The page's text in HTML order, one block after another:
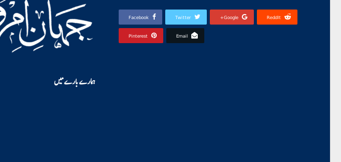
ہمارے بارے میں
Facebook Twitter Google+ ReddIt
Pinterest Email